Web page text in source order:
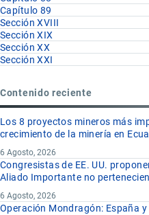
Capítulo 89
Sección XVIII
Sección XIX
Sección XX
Sección XXI
Contenido reciente
Los 8 proyectos mineros más
crecimiento de la minería en
6 Agosto, 2026
Congresistas de EE. UU.
Aliado Importante no
6 Agosto, 2026
Operación Mondragón: España